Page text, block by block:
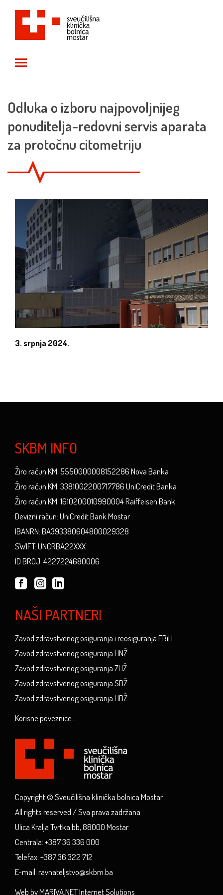
Odluka o izboru najpovoljnijeg
ponuditelja-redovni servis aparata
za protočnu citometriju
3. srpnja 2024.
SKBM INFO
Žiro račun KM: 5550000008152286 Nova Banka
Žiro račun KM: 3381002200717786 UniCredit Banka
Žiro račun KM: 1610200010990004 Raiffeisen Bank
Devizni račun: UniCredit Bank Mostar
IBANRN: BA393380604800029328
SWIFT: UNCRBA22XXX
ID BROJ: 4227224680006
NAŠI PARTNERI
Zavod zdravstvenog osiguranja i reosiguranja FBiH
Zavod zdravstvenog osiguranja HNŽ
Zavod zdravstvenog osiguranja ZHŽ
Zavod zdravstvenog osiguranja SBŽ
Zavod zdravstvenog osiguranja HBŽ
Korisne poveznice...
Copyright © Sveučilišna klinička bolnica Mostar
All rights reserved / Sva prava zadržana
Ulica Kralja Tvrtka bb, 88000 Mostar
Centrala: +387 36 336 000
Telefax: +387 36 322 712
E-mail: ravnateljstvo@skbm.ba
Web by MARIVA.NET Internet Solutions